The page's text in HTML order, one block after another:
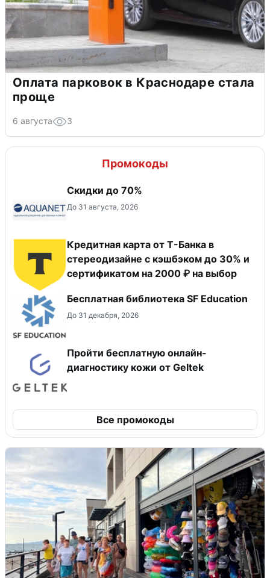
Оплата парковок в Краснодаре стала
проще
6 августа 3
Промокоды
Скидки до 70%
До 31 августа, 2026
Кредитная карта от Т-Банка в
стереодизайне с кэшбэком до 30% и
сертификатом на 2000 ₽ на выбор
Бесплатная библиотека SF Education
До 31 декабря, 2026
Пройти бесплатную онлайн-
диагностику кожи от Geltek
Все промокоды